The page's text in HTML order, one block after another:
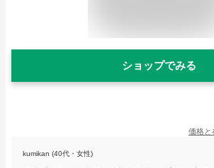
ショップでみる
価格と
kumikan (40代・女性)